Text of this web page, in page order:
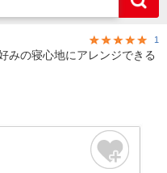
1
みの寝心地にアレンジできる